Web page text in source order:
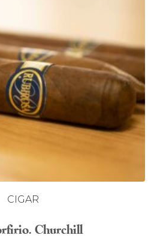
CIGAR
Churchill